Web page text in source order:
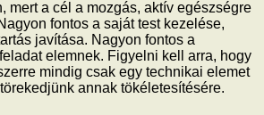
mert a cél a mozgás, aktív egészségre
fontos a saját test kezelése,
javítása. Nagyon fontos a
elemnek. Figyelni kell arra, hogy
mindig csak egy technikai elemet
annak tökéletesítésére.